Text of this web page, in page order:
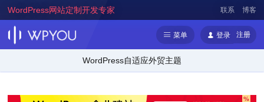
WordPress网站定制开发专家 联系 博客
菜单 登录 注册
WordPress自适应外贸主题